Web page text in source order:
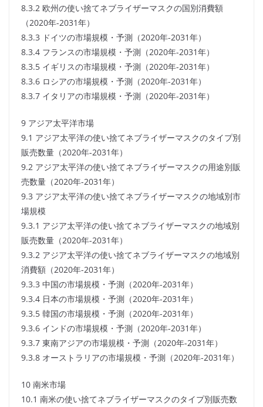
8.3.2 欧州の使い捨てネブライザーマスクの国別消費額
（2020年-2031年）
8.3.3 ドイツの市場規模・予測（2020年-2031年）
8.3.4 フランスの市場規模・予測（2020年-2031年）
8.3.5 イギリスの市場規模・予測（2020年-2031年）
8.3.6 ロシアの市場規模・予測（2020年-2031年）
8.3.7 イタリアの市場規模・予測（2020年-2031年）
9 アジア太平洋市場
9.1 アジア太平洋の使い捨てネブライザーマスクのタイプ別
販売数量（2020年-2031年）
9.2 アジア太平洋の使い捨てネブライザーマスクの用途別販
売数量（2020年-2031年）
9.3 アジア太平洋の使い捨てネブライザーマスクの地域別市
場規模
9.3.1 アジア太平洋の使い捨てネブライザーマスクの地域別
販売数量（2020年-2031年）
9.3.2 アジア太平洋の使い捨てネブライザーマスクの地域別
消費額（2020年-2031年）
9.3.3 中国の市場規模・予測（2020年-2031年）
9.3.4 日本の市場規模・予測（2020年-2031年）
9.3.5 韓国の市場規模・予測（2020年-2031年）
9.3.6 インドの市場規模・予測（2020年-2031年）
9.3.7 東南アジアの市場規模・予測（2020年-2031年）
9.3.8 オーストラリアの市場規模・予測（2020年-2031年）
10 南米市場
10.1 南米の使い捨てネブライザーマスクのタイプ別販売数